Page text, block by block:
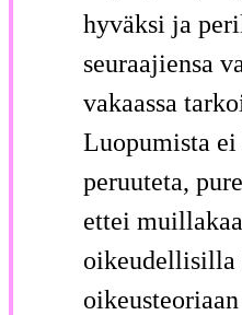
hyväksi ja
seuraajiensa
vakaassa
Luopumista ei
peruuteta,
ettei
oikeudellisilla